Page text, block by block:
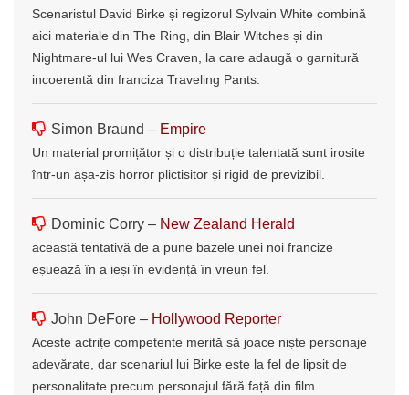
Scenaristul David Birke și regizorul Sylvain White combină
aici materiale din The Ring, din Blair Witches și din
Nightmare-ul lui Wes Craven, la care adaugă o garnitură
incoerentă din franciza Traveling Pants.
Simon Braund – Empire
Un material promițător și o distribuție talentată sunt irosite
într-un așa-zis horror plictisitor și rigid de previzibil.
Dominic Corry – New Zealand Herald
această tentativă de a pune bazele unei noi francize
eșuează în a ieși în evidență în vreun fel.
John DeFore – Hollywood Reporter
Aceste actrițe competente merită să joace niște personaje
adevărate, dar scenariul lui Birke este la fel de lipsit de
personalitate precum personajul fără față din film.